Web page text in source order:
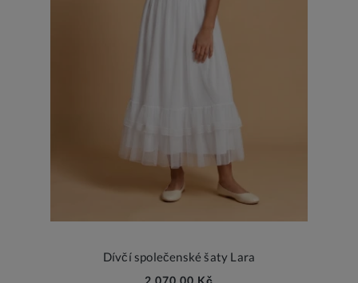
Dívčí společenské šaty Lara